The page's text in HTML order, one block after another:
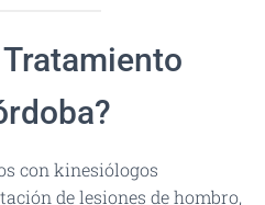
con kinesiólogos
de lesiones de hombro,